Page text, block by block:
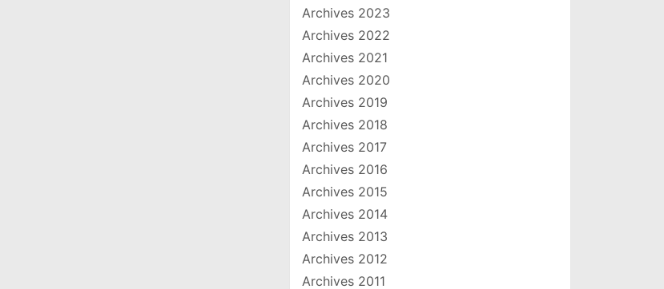
Archives 2023
Archives 2022
Archives 2021
Archives 2020
Archives 2019
Archives 2018
Archives 2017
Archives 2016
Archives 2015
Archives 2014
Archives 2013
Archives 2012
Archives 2011